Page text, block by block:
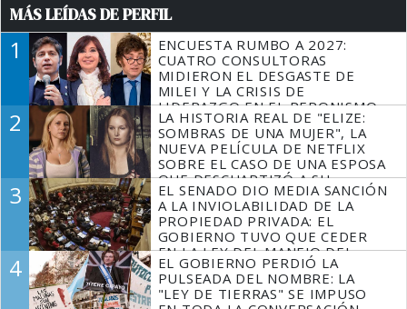
MÁS LEÍDAS DE PERFIL
1
ENCUESTA RUMBO A 2027:
CUATRO CONSULTORAS
MIDIERON EL DESGASTE DE
MILEI Y LA CRISIS DE
LIDERAZGO EN EL PERONISMO
2
LA HISTORIA REAL DE "ELIZE:
SOMBRAS DE UNA MUJER", LA
NUEVA PELÍCULA DE NETFLIX
SOBRE EL CASO DE UNA ESPOSA
QUE DESCUARTIZÓ A SU
MARIDO
3
EL SENADO DIO MEDIA SANCIÓN
A LA INVIOLABILIDAD DE LA
PROPIEDAD PRIVADA: EL
GOBIERNO TUVO QUE CEDER
EN LA LEY DEL MANEJO DEL
FUEGO
4
EL GOBIERNO PERDIÓ LA
PULSEADA DEL NOMBRE: LA
"LEY DE TIERRAS" SE IMPUSO